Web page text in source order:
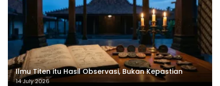
Ilmu Titen itu Hasil Observasi, Bukan Kepastian
14 July 2026